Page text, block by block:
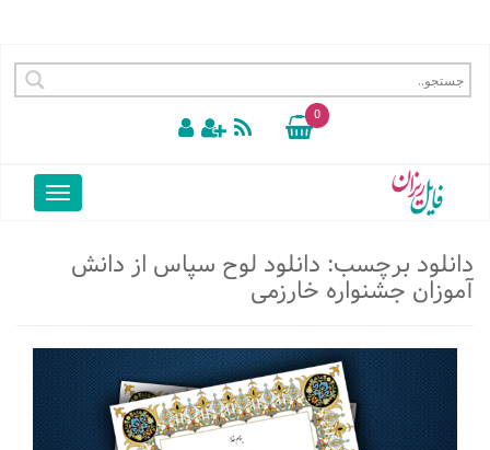
0
دانلود برچسب: دانلود لوح سپاس از دانش
آموزان جشنواره خارزمی